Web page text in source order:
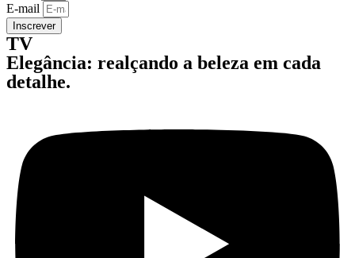
E-mail
Inscrever
TV
Elegância: realçando a beleza em cada
detalhe.